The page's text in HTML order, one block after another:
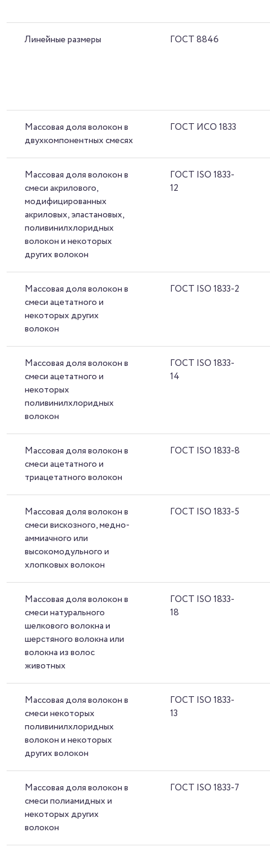
Линейные размеры ГОСТ 8846
Массовая доля волокон в
двухкомпонентных смесях
ГОСТ ИСО 1833
Массовая доля волокон в
смеси акрилового,
модифицированных
акриловых, эластановых,
поливинилхлоридных
волокон и некоторых
других волокон
ГОСТ ISO 1833-
12
Массовая доля волокон в
смеси ацетатного и
некоторых других
волокон
ГОСТ ISO 1833-2
Массовая доля волокон в
смеси ацетатного и
некоторых
поливинилхлоридных
волокон
ГОСТ ISO 1833-
14
Массовая доля волокон в
смеси ацетатного и
триацетатного волокон
ГОСТ ISO 1833-8
Массовая доля волокон в
смеси вискозного, медно-
аммиачного или
высокомодульного и
хлопковых волокон
ГОСТ ISO 1833-5
Массовая доля волокон в
смеси натурального
шелкового волокна и
шерстяного волокна или
волокна из волос
животных
ГОСТ ISO 1833-
18
Массовая доля волокон в
смеси некоторых
поливинилхлоридных
волокон и некоторых
других волокон
ГОСТ ISO 1833-
13
Массовая доля волокон в
смеси полиамидных и
некоторых других
волокон
ГОСТ ISO 1833-7